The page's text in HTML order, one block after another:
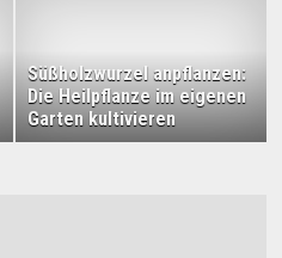
Süßholzwurzel anpflanzen:
Die Heilpflanze im eigenen
Garten kultivieren